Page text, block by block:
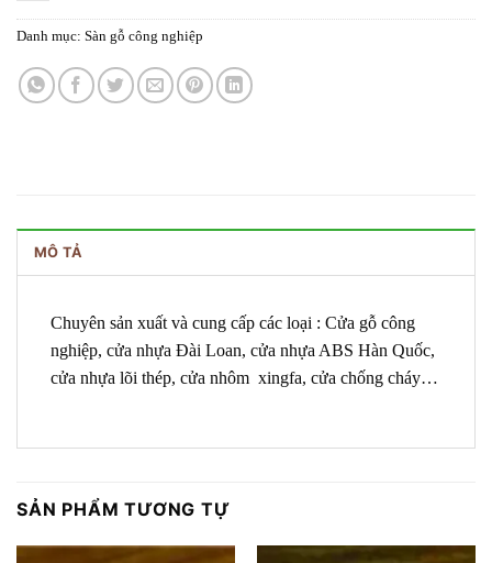
Danh mục: Sàn gỗ công nghiệp
MÔ TẢ
Chuyên sản xuất và cung cấp các loại : Cửa gỗ công
nghiệp, cửa nhựa Đài Loan, cửa nhựa ABS Hàn Quốc,
cửa nhựa lõi thép, cửa nhôm xingfa, cửa chống cháy…
SẢN PHẨM TƯƠNG TỰ